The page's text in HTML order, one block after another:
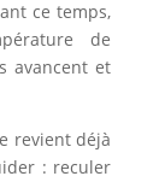
ce temps,
de
avancent et
revient déjà
: reculer